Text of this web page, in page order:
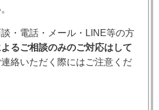
・電話・メール・LINE等の方
るご相談のみのご対応はして
絡いただく際にはご注意くだ